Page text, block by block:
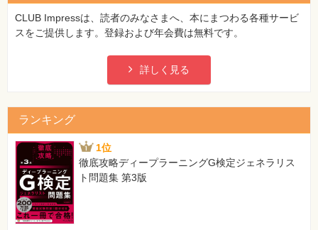
118ページ ページ中程、タンク車イラスト右下、容器の説明
の文頭
179ページ 問07の問題文4行目
～～酸素（P）＝16とする。
[正]
～～酸素（O）＝16とする。
179ページ 問06「合格のツボ」本文、上から2行目
CLUB Impressは、読者のみなさまへ、本にまつわる各種サービ
スをご提供します。登録および年会費は無料です。
詳しく見る
ランキング
1位
徹底攻略ディープラーニングG検定ジェネラリス
ト問題集 第3版